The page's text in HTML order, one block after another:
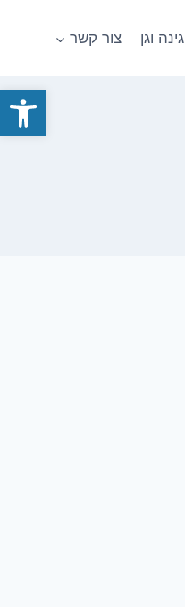
פתח
גינה וגן צור קשר